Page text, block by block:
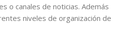
o canales de noticias. Además
niveles de organización de